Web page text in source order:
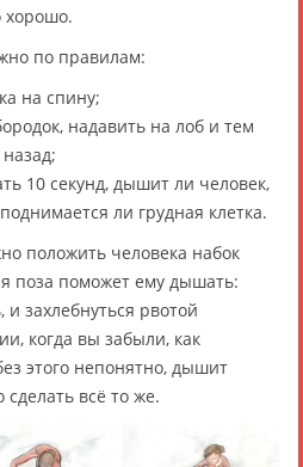
хорошо.
по правилам:
на спину;
надавить на лоб и тем
10 секунд, дышит ли человек,
ли грудная клетка.
положить человека набок
поза поможет ему дышать:
и захлебнуться рвотой
когда вы забыли, как
этого непонятно, дышит
всё то же.